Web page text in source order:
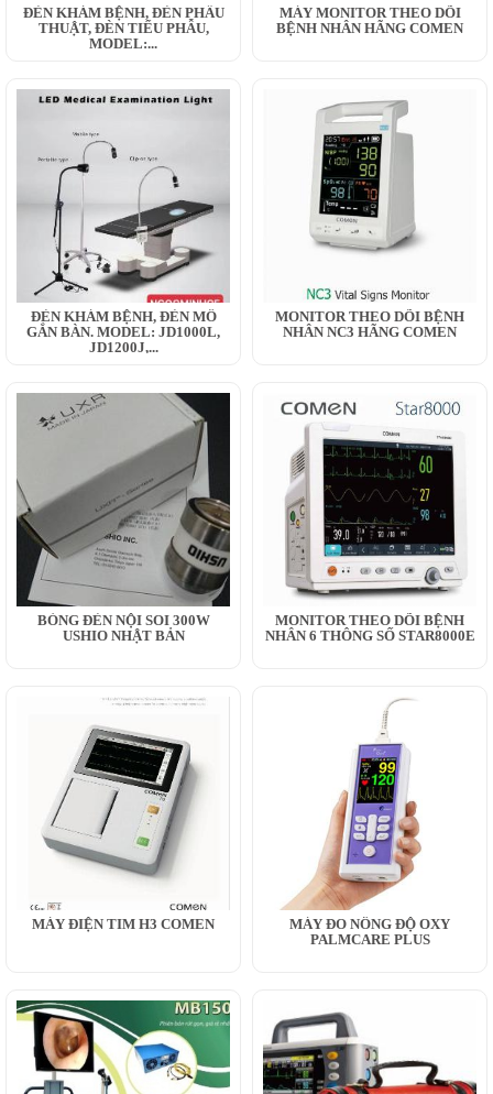
ĐÈN KHÁM BỆNH, ĐÈN PHẪU
THUẬT, ĐÈN TIỂU PHẪU,
MODEL:...
MÁY MONITOR THEO DÕI
BỆNH NHÂN HÃNG COMEN
ĐÈN KHÁM BỆNH, ĐÈN MỔ
GẮN BÀN. MODEL: JD1000L,
JD1200J,...
MONITOR THEO DÕI BỆNH
NHÂN NC3 HÃNG COMEN
BÓNG ĐÈN NỘI SOI 300W
USHIO NHẬT BẢN
MONITOR THEO DÕI BỆNH
NHÂN 6 THÔNG SỐ STAR8000E
MÁY ĐIỆN TIM H3 COMEN
MÁY ĐO NỒNG ĐỘ OXY
PALMCARE PLUS